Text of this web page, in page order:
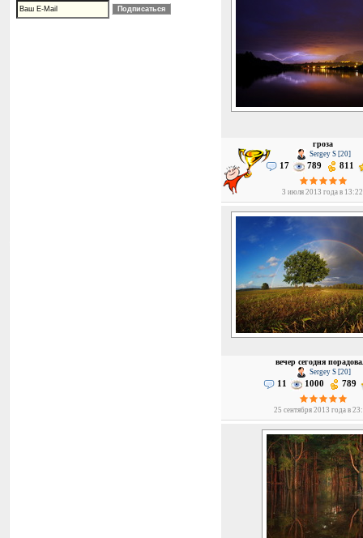
гроза
Sergey S [20]
17 789 811
3 июля 2013 года в 13:22
вечер сегодня
Sergey S [20]
11 1000 789
25 сентября 2013 года в